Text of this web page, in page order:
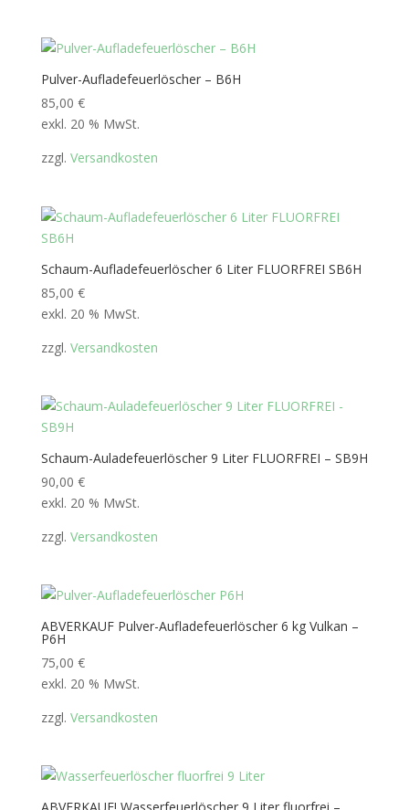
Pulver-Aufladefeuerlöscher – B6H
85,00 €
exkl. 20 % MwSt.
zzgl. Versandkosten
Schaum-Aufladefeuerlöscher 6 Liter FLUORFREI SB6H
85,00 €
exkl. 20 % MwSt.
zzgl. Versandkosten
Schaum-Auladefeuerlöscher 9 Liter FLUORFREI – SB9H
90,00 €
exkl. 20 % MwSt.
zzgl. Versandkosten
ABVERKAUF Pulver-Aufladefeuerlöscher 6 kg Vulkan –
P6H
75,00 €
exkl. 20 % MwSt.
zzgl. Versandkosten